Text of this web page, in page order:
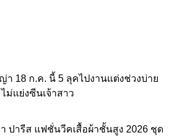
18 ก.ค. นี้ 5 ลุคไปงานแต่งช่วงบ่าย
ม่แย่งซีนเจ้าสาว
ปารีส แฟชั่นวีคเสื้อผ้าชั้นสูง 2026 ชุด